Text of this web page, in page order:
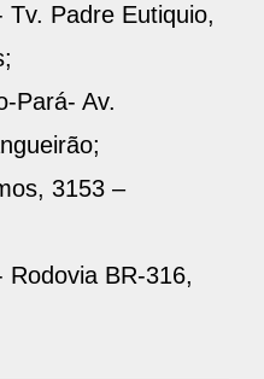
Tv. Padre Eutiquio,
Pará- Av.
3153 –
Rodovia BR-316,